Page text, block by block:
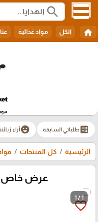
search
home الكل مواد غذائية
ballotطلباتي السابقة emoji_emotionsآراء
الرئيسية كل المنتجات
عرض خاص - 3 صناديق
1 / 1
favorite_border